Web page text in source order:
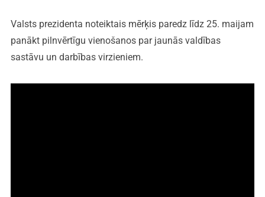
Valsts prezidenta noteiktais mērķis paredz līdz 25. maijam
panākt pilnvērtīgu vienošanos par jaunās valdības
sastāvu un darbības virzieniem.